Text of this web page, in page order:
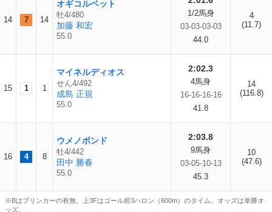
14 7 14
オギコルベット
牡4/480
加藤 和宏
55.0
1/2馬身
03-03-03-03
44.0
4
(11.7)
15 1 1
マイネルディオス
せん4/492
成島 正規
55.0
2:02.3
4馬身
16-16-16-16
41.8
14
(116.8)
16 4 8
ウメノボンド
牡4/442
田中 勝春
55.0
2:03.8
9馬身
03-05-10-13
45.3
10
(47.6)
※Bはブリンカーの有無。上3Fはゴール前3ハロン（600m）のタイム。オッズは単勝オ
ッズ。